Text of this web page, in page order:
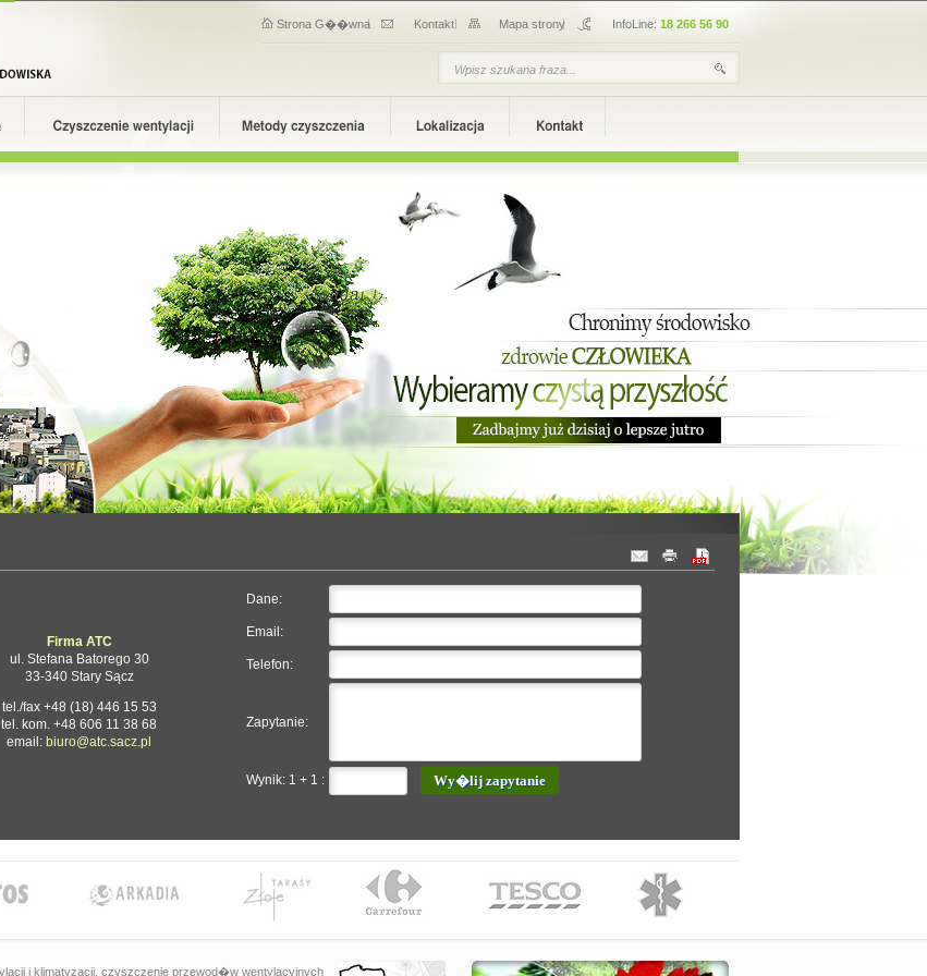
Strona G��wna Kontakt Mapa strony InfoLine: 18 266 56 90
Firma ATC
ul. Stefana Batorego 30
33-340 Stary Sącz
tel./fax +48 (18) 446 15 53
tel. kom. +48 606 11 38 68
email: biuro@atc.sacz.pl
Dane:
Email:
Telefon:
Zapytanie:
Wynik: 1 + 1 :
i klimatyzacji, czyszczenie przewod�w wentylacyjnych